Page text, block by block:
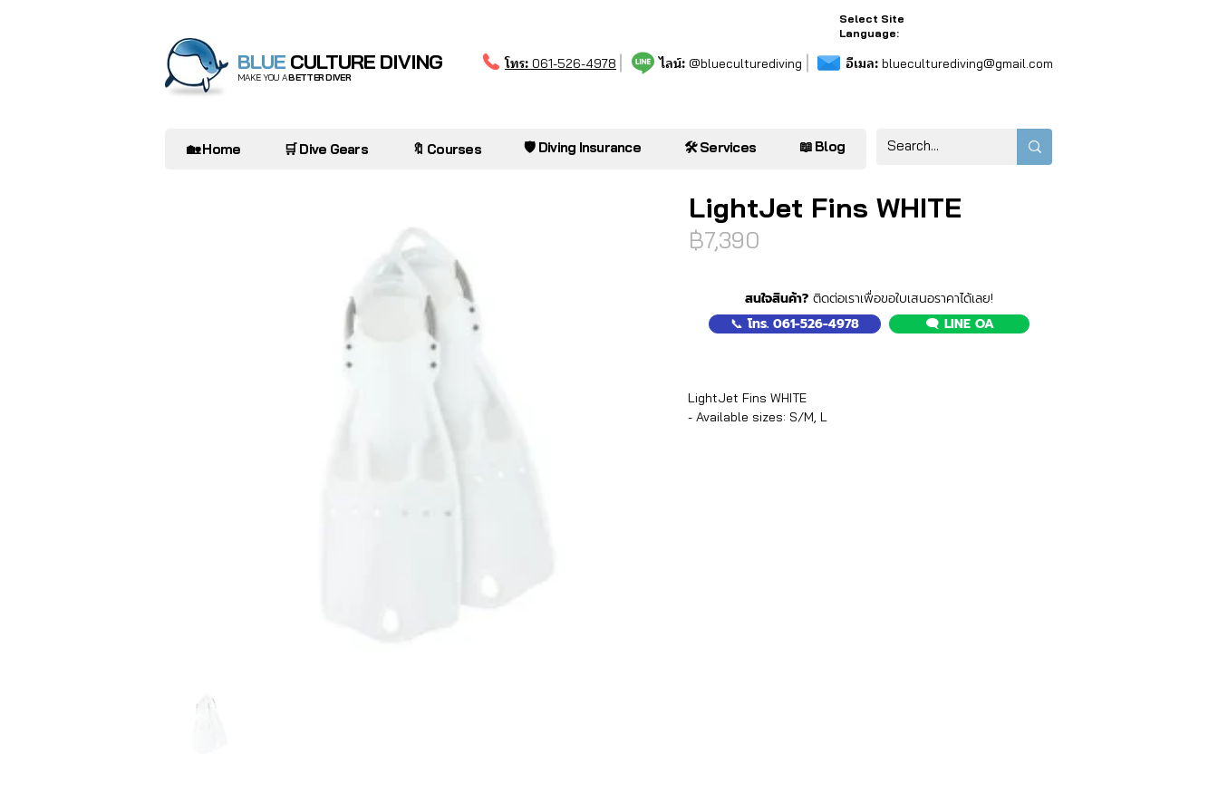
BLUE CULTURE DIVING
MAKE YOU ABETTER DIVER
Select Site
Language:
โทร: 061-526-4978 ไลน์: @blueculturediving อีเมล: blueculturediving@gmail.com
🏡 Home 🛒 Dive Gears 🔖 Courses 🛡️ Diving Insurance 🛠️ Services 📖 Blog
LightJet Fins WHITE
฿7,390
สนใจสินค้า? ติดต่อเราเพื่อขอใบเสนอราคาได้เลย!
📞 โทร. 061-526-4978
🗨️ LINE OA
LightJet Fins WHITE
- Available sizes: S/M, L